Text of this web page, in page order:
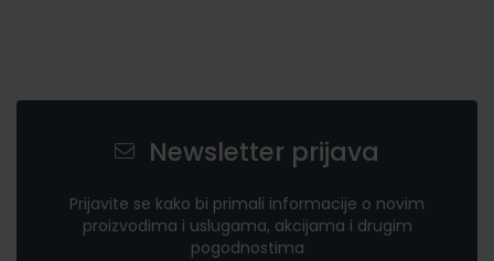
Newsletter prijava
Prijavite se kako bi primali informacije o novim
proizvodima i uslugama, akcijama i drugim
pogodnostima